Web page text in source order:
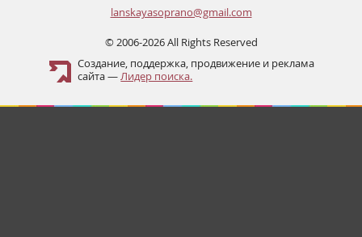
lanskayasoprano@gmail.com
© 2006-2026 All Rights Reserved
Создание, поддержка, продвижение и реклама
сайта —Лидер поиска.